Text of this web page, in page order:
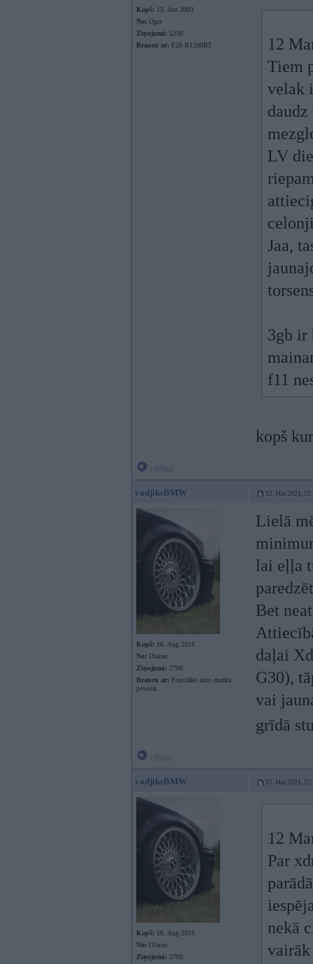
Kopš: 13. Jun 2003
No: Ogre
Ziņojumi: 5238
Braucu ar: F20 R1200RT
12
Tiem
velak
LV
Jaa,
3gb ir
f11
kopš
vadjiksBMW 12. Mar 2021,
Kopš: 16. Aug 2016
No: Olaine
Ziņojumi: 2700
Braucu ar: Populāko auto marku
powerā.
Lielā
lai eļļa
Bet
daļai
G30),
vai
grīdā
vadjiksBMW 12. Mar 2021,
Kopš: 16. Aug 2016
No: Olaine
Ziņojumi: 2700
12
Par
nekā
vairāk